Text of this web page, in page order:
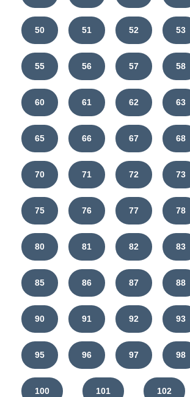
50 51 52 53
55 56 57 58
60 61 62 63
65 66 67 68
70 71 72 73
75 76 77 78
80 81 82 83
85 86 87 88
90 91 92 93
95 96 97 98
100 101 102